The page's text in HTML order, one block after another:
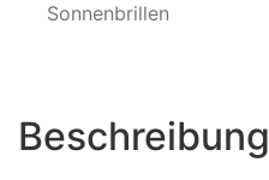
Sonnenbrillen
Beschreibung